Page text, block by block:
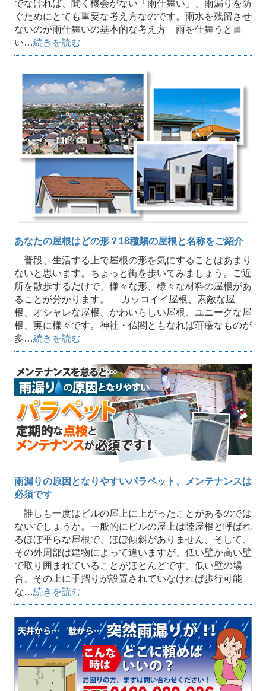
でなければ、聞く機会がない「雨仕舞い」、雨漏りを防
ぐためにとても重要な考え方なのです。雨水を残留させ
ないのが雨仕舞いの基本的な考え方 雨を仕舞うと書
い…続きを読む
あなたの屋根はどの形？18種類の屋根と名称をご紹介
普段、生活する上で屋根の形を気にすることはあまり
ないと思います。ちょっと街を歩いてみましょう。ご近
所を散歩するだけで、様々な形、様々な材料の屋根があ
ることが分かります。 カッコイイ屋根、素敵な屋
根、オシャレな屋根、かわいらしい屋根、ユニークな屋
根、実に様々です。神社・仏閣ともなれば荘厳なものが
多…続きを読む
雨漏りの原因となりやすいパラペット、メンテナンスは
必須です
誰しも一度はビルの屋上に上がったことがあるのでは
ないでしょうか。一般的にビルの屋上は陸屋根と呼ばれ
るほぼ平らな屋根で、ほぼ傾斜がありません。そして、
その外周部は建物によって違いますが、低い壁か高い壁
で取り囲まれていることがほとんどです。低い壁の場
合、その上に手摺りが設置されていなければ歩行可能
な…続きを読む